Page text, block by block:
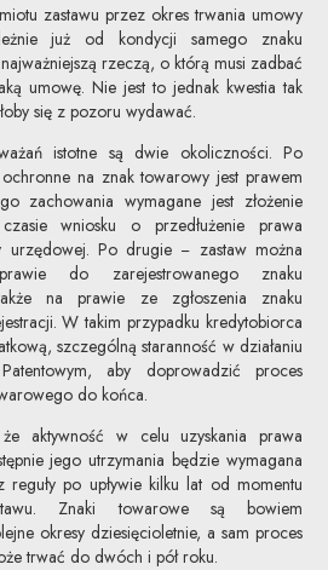
zastawu przez okres trwania umowy
już od kondycji samego znaku
rzeczą, o którą musi zadbać
umowę. Nie jest to jednak kwestia tak
się z pozoru wydawać.
istotne są dwie okoliczności. Po
na znak towarowy jest prawem
zachowania wymagane jest złożenie
wniosku o przedłużenie prawa
urzędowej. Po drugie − zastaw można
do zarejestrowanego znaku
na prawie ze zgłoszenia znaku
W takim przypadku kredytobiorca
szczególną staranność w działaniu
aby doprowadzić proces
do końca.
aktywność w celu uzyskania prawa
jego utrzymania będzie wymagana
po upływie kilku lat od momentu
Znaki towarowe są bowiem
okresy dziesięcioletnie, a sam proces
trwać do dwóch i pół roku.